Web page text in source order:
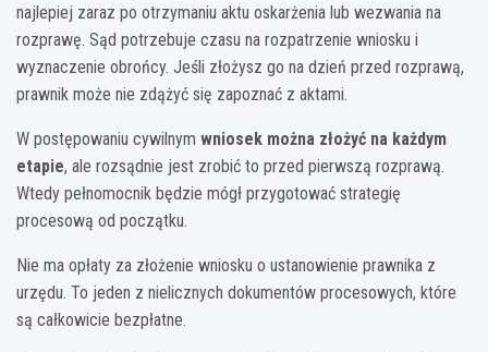
najlepiej zaraz po otrzymaniu aktu oskarżenia lub wezwania na
rozprawę. Sąd potrzebuje czasu na rozpatrzenie wniosku i
wyznaczenie obrońcy. Jeśli złożysz go na dzień przed rozprawą,
prawnik może nie zdążyć się zapoznać z aktami.
W postępowaniu cywilnym wniosek można złożyć na każdym
etapie, ale rozsądnie jest zrobić to przed pierwszą rozprawą.
Wtedy pełnomocnik będzie mógł przygotować strategię
procesową od początku.
Nie ma opłaty za złożenie wniosku o ustanowienie prawnika z
urzędu. To jeden z nielicznych dokumentów procesowych, które
są całkowicie bezpłatne.